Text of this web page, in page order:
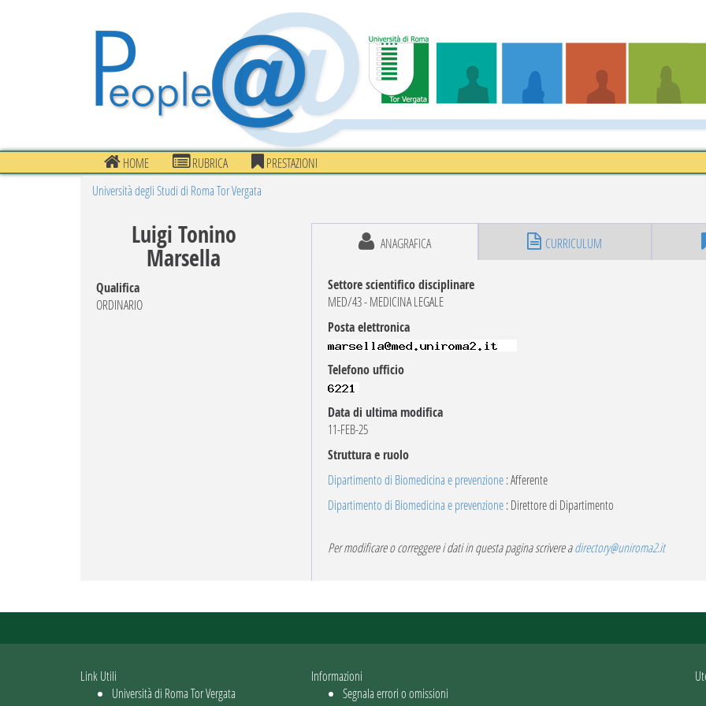
HOME RUBRICA PRESTAZIONI
Università degli Studi di Roma Tor Vergata
Luigi Tonino
Marsella
Qualifica
ORDINARIO
ANAGRAFICA CURRICULUM
Settore scientifico disciplinare
MED/43 - MEDICINA LEGALE
Posta elettronica
Telefono ufficio
Data di ultima modifica
11-FEB-25
Struttura e ruolo
Dipartimento di Biomedicina e prevenzione: Afferente
Dipartimento di Biomedicina e prevenzione: Direttore di Dipartimento
Per modificare o correggere i dati in questa pagina scrivere adirectory@uniroma2.it
Link Utili
Università di Roma Tor Vergata
Informazioni
Segnala errori o omissioni